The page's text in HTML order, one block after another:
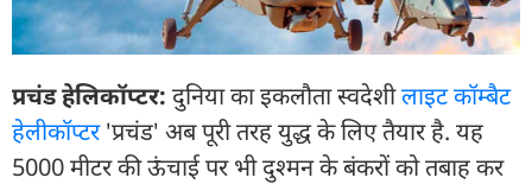
प्रचंड हेलिकॉप्टर: दुनिया का इकलौता स्वदेशीलाइट कॉम्बैट
हेलीकॉप्टर'प्रचंड' अब पूरी तरह युद्ध के लिए तैयार है. यह
5000 मीटर की ऊंचाई पर भी दुश्मन के बंकरों को तबाह कर